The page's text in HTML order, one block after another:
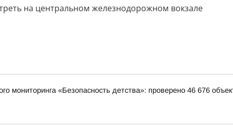
на центральном железнодорожном вокзале
мониторинга «Безопасность детства»: проверено 46 676